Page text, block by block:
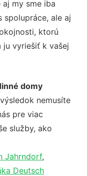
my sme iba
spolupráce, ale aj
ktorú
ju vyriešiť k vašej
domy
nemusíte
pre viac
služby, ako
Jahrndorf,
Deutsch